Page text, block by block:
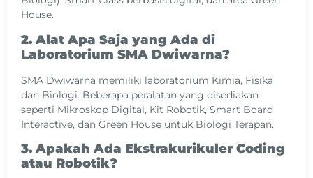
House.
2. Alat Apa Saja yang Ada di
Laboratorium SMA Dwiwarna?
SMA Dwiwarna memiliki laboratorium Kimia, Fisika
dan Biologi. Beberapa peralatan yang disediakan
seperti Mikroskop Digital, Kit Robotik, Smart Board
Interactive, dan Green House untuk Biologi Terapan.
3. Apakah Ada Ekstrakurikuler Coding
atau Robotik?